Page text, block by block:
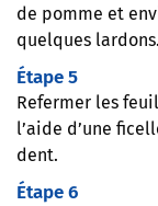
de pomme et
quelques lardons.
Étape 5
Refermer les
l’aide d’une
dent.
Étape 6